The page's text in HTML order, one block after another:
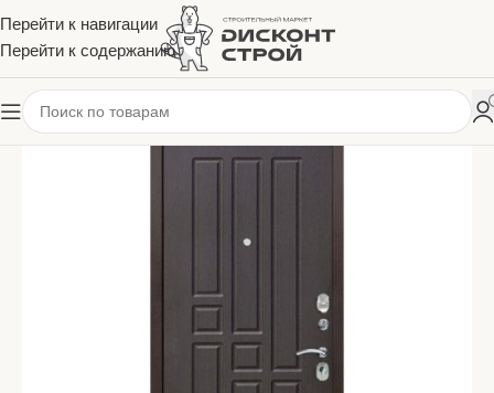
Перейти к навигации
Перейти к содержанию